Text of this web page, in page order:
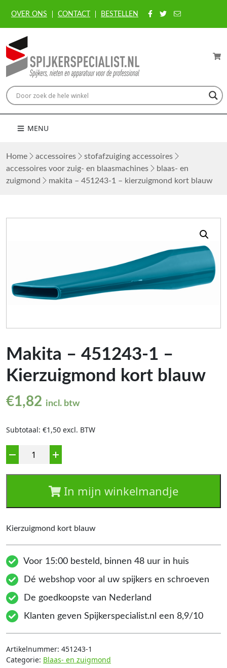
OVER ONS CONTACT BESTELLEN
MENU
Home accessoires
stofafzuiging accessoires
accessoires voor zuig- en blaasmachines
blaas- en
zuigmond
makita – 451243-1 – kierzuigmond kort blauw
Makita – 451243-1 –
Kierzuigmond kort blauw
€1,82 incl. btw
Subtotaal: €1,50 excl. BTW
In mijn winkelmandje
Kierzuigmond kort blauw
Voor 15:00 besteld, binnen 48 uur in huis
Dé webshop voor al uw spijkers en schroeven
De goedkoopste van Nederland
Klanten geven Spijkerspecialist.nl een 8,9/10
Artikelnummer: 451243-1
Categorie: Blaas- en zuigmond